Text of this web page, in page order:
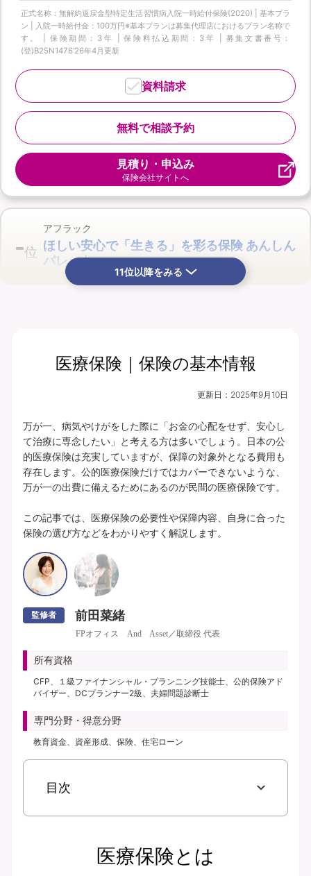
正式名称：無解約返戻金型特定生活習慣病入院一時給付保険(2020) | 基本プラ
ン | 入院一時給付金：100万円※基本プランは募集代理店におけるプラン名称で
す。 | 保険期間：3年 | 保険料払込期間：3年 | 募集文書番号：
(登)B25N1476‘26年4月更新
無料で相談予約
資料請求
見積り・申込み
保険会社サイトへ
-位
アフラック
ほしい安心で「生きる」を彩る保険 あんしん
パレット
月払保険料 保険期間
終身（総合先進医
プランの中身を見る
入院・手術・放射線治療、通院・先進医療
に備えられます。
豊富な特約ラインナップからお客さまのニ
ーズに合わせて保障を充実させることがで
きます。
あんしんパレット｜ていばん医療｜保険料払方タイプ：定額タイプ｜個別取扱
｜入院給付金日額5,000円（60日型）、通院給付金日額5,000円、手術・放射
線治療給付金特約 5万円(外来手術給付割合：100％)、総合先進医療特約付
き、保険料払込免除特約なし、初期入院10日給付特則付き、三大疾病支払日数
無制限延長特則付き | | 保険期間：終身（総合先進医療特約は10年） | 保険料
払込期間：終身（総合先進医療特約は10年） | 募集文書番号：AFH277-
2025-0355 2月17日(280217)
無料で相談予約
資料請求
11位以降をみる
医療保険｜保険の基本情報
更新日： 2025年9月10日
万が一、病気やけがをした際に「お金の心配をせず、安心し
て治療に専念したい」と考える方は多いでしょう。日本の公
的医療保険は充実していますが、保障の対象外となる費用も
存在します。公的医療保険だけではカバーできないような、
万が一の出費に備えるためにあるのが民間の医療保険です。
この記事では、医療保険の必要性や保障内容、自身に合った
保険の選び方などをわかりやすく解説します。
監修者 前田菜緒
FPオフィス And Asset／取締役 代表
所有資格
CFP、１級ファイナンシャル・プランニング技能士、公的保険アド
バイザー、DCプランナー2級、夫婦問題診断士
専門分野・得意分野
教育資金、資産形成、保険、住宅ローン
目次
医療保険とは